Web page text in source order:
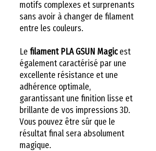
motifs complexes et surprenants
sans avoir à changer de filament
entre les couleurs.
Le filament PLA GSUN Magicest
également caractérisé par une
excellente résistance et une
adhérence optimale,
garantissant une finition lisse et
brillante de vos impressions 3D.
Vous pouvez être sûr que le
résultat final sera absolument
magique.